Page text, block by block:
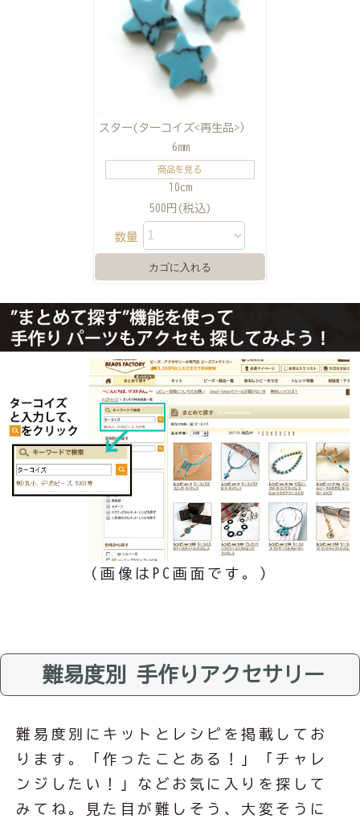
スター(ターコイズ<再生品>）
6mm
商品を見る
10cm
500円(税込)
数量
（画像はPC画面です。）
難易度別 手作りアクセサリー
難易度別にキットとレシピを掲載してお
ります。「作ったことある！」「チャレ
ンジしたい！」などお気に入りを探して
みてね。見た目が難しそう、大変そうに